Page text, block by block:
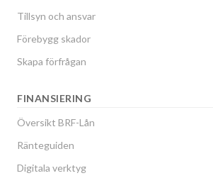
Tillsyn och ansvar
Förebygg skador
Skapa förfrågan
FINANSIERING
Översikt BRF-Lån
Ränteguiden
Digitala verktyg